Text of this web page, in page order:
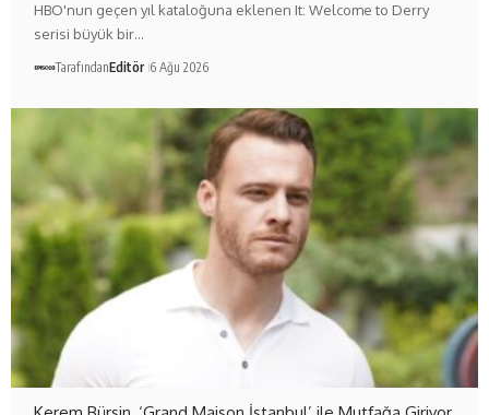
HBO'nun geçen yıl kataloğuna eklenen It: Welcome to Derry
serisi büyük bir…
TarafındanEditör 6 Ağu 2026